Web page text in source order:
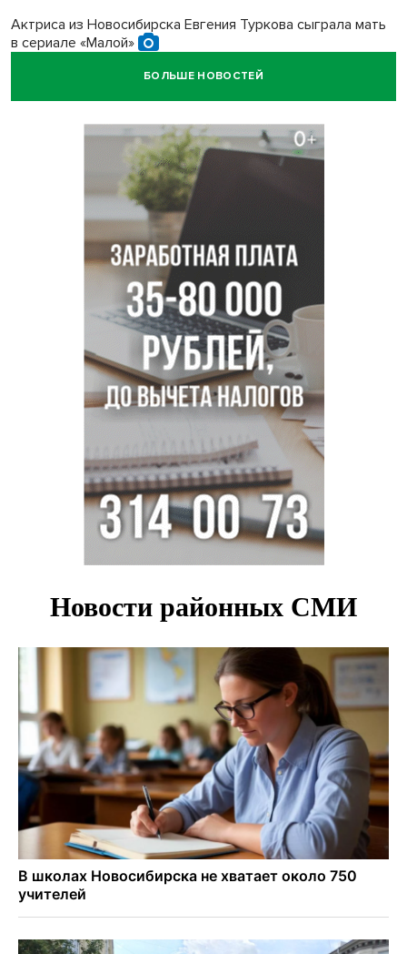
Актриса из Новосибирска Евгения Туркова сыграла мать
в сериале «Малой»
БОЛЬШЕ НОВОСТЕЙ